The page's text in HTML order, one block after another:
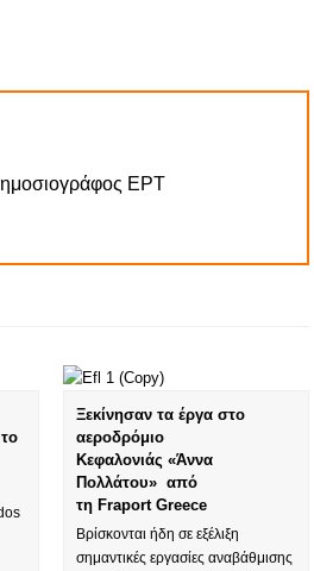
ΕΡΤ
Ξεκίνησαν τα έργα στο
αεροδρόμιο
Κεφαλονιάς «Άννα
Πολλάτου» από
τη Fraport Greece
Βρίσκονται ήδη σε εξέλιξη
σημαντικές εργασίες αναβάθμισης